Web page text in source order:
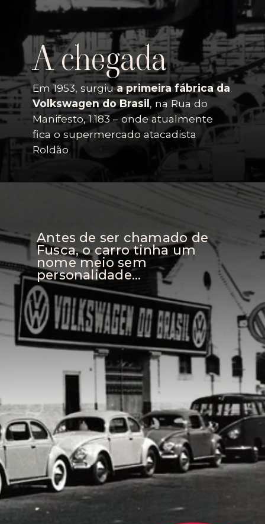
A chegada
Em 1953, surgiua primeira fábrica da
Volkswagen do Brasil, na Rua do
Manifesto, 1.183 – onde atualmente
fica o supermercado atacadista
Roldão
Antes de ser chamado de
Fusca, o carro tinha um
nome meio sem
personalidade...